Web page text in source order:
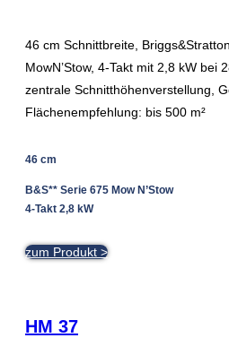
46 cm Schnittbreite,
MowN’Stow, 4-Takt mit 2,8 kW bei
zentrale Schnitthöhenverstellung,
Flächenempfehlung: bis 500 m²
46 cm
B&S** Serie 675 Mow N’Stow
4-Takt 2,8 kW
zum Produkt >
HM 37